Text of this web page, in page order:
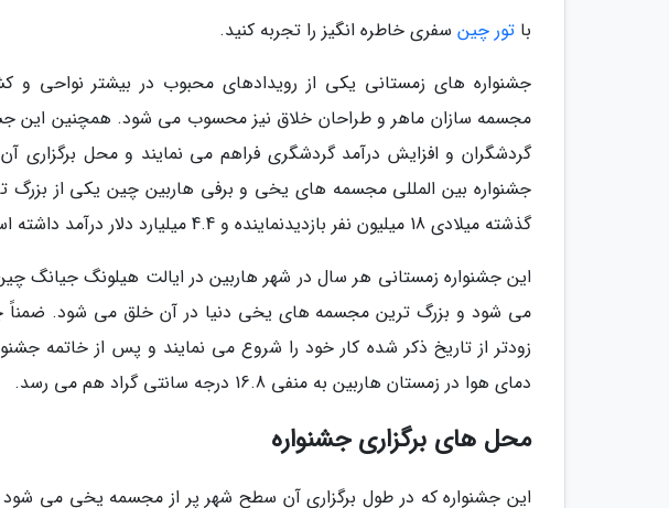
با تور چین سفری خاطره انگیز را تجربه کنید.
جشنواره های زمستانی یکی از رویدادهای محبوب در بیشتر نواحی
مجسمه سازان ماهر و طراحان خلاق نیز محسوب می شود. همچنین این
گردشگران و افزایش درآمد گردشگری فراهم می نمایند و محل برگزاری
جشنواره بین المللی مجسمه های یخی و برفی هاربین چین یکی از بزرگ
گذشته میلادی 18 میلیون نفر بازدیدنماینده و 4.4 میلیارد دلار درآمد داشته است.
می شود و بزرگ ترین مجسمه های یخی دنیا در آن خلق می شود. ضمناً
زودتر از تاریخ ذکر شده کار خود را شروع می نمایند و پس از خاتمه
دمای هوا در زمستان هاربین به منفی 16.8 درجه سانتی گراد هم می رسد.
محل های برگزاری جشنواره
این جشنواره که در طول برگزاری آن سطح شهر پر از مجسمه یخی می